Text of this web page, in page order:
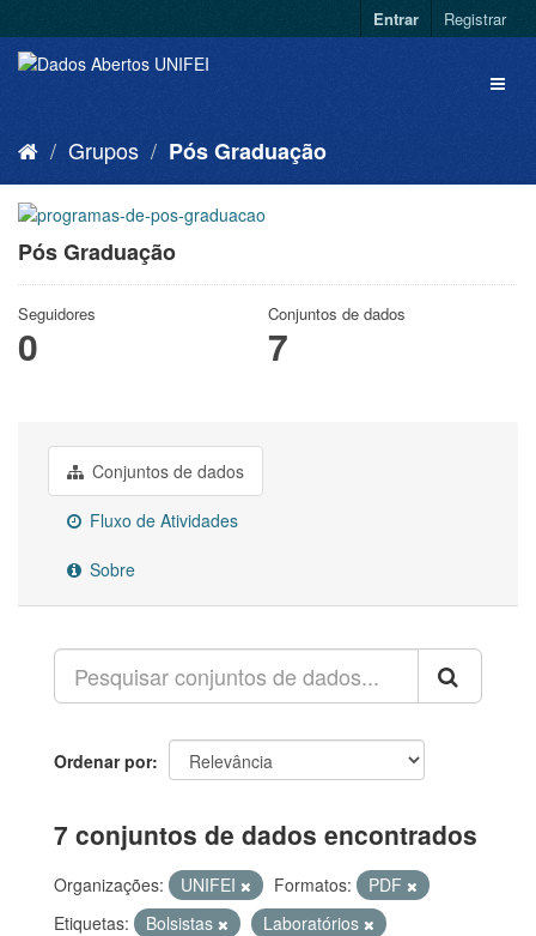
Entrar Registrar
Grupos Pós Graduação
Pós Graduação
Seguidores
0
Conjuntos de dados
7
Conjuntos de dados
Fluxo de Atividades
Sobre
Ordenar por
7 conjuntos de dados encontrados
Organizações: UNIFEI Formatos:
PDF
Etiquetas:
Bolsistas
Laboratórios